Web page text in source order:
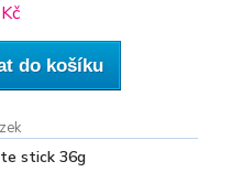
do košíku
stick 36g